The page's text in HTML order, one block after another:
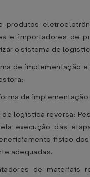
produtos
e importadores de
o sistema de
de implementação
de
logística reversa:
execução das
físico
adequadas.
de materiais